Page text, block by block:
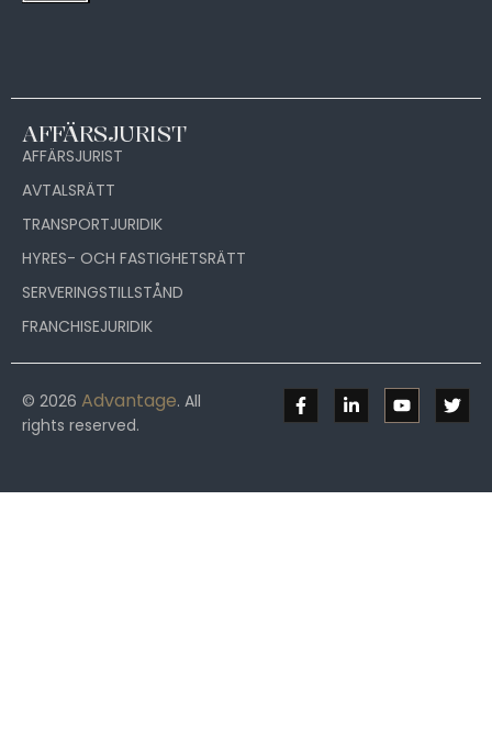
AFFÄRSJURIST
AFFÄRSJURIST
AVTALSRÄTT
TRANSPORTJURIDIK
HYRES- OCH FASTIGHETSRÄTT
SERVERINGSTILLSTÅND
FRANCHISEJURIDIK
© 2026 Advantage. All
rights reserved.